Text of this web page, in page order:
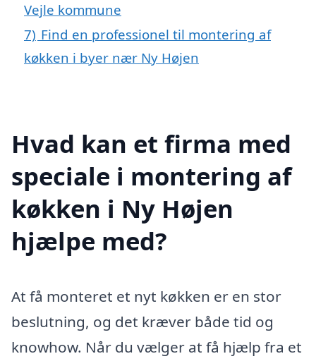
Vejle kommune
7) Find en professionel til montering af
køkken i byer nær Ny Højen
Hvad kan et firma med
speciale i montering af
køkken i Ny Højen
hjælpe med?
At få monteret et nyt køkken er en stor
beslutning, og det kræver både tid og
knowhow. Når du vælger at få hjælp fra et